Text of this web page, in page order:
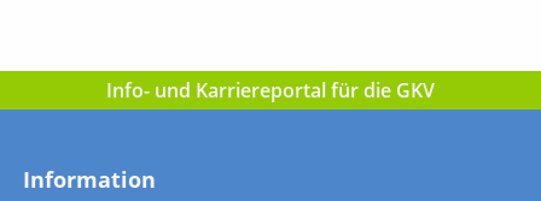
Info- und Karriereportal für die GKV
Information